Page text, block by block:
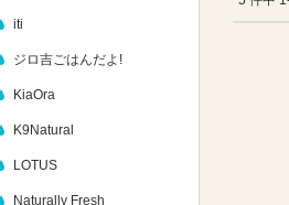
iti
ジロ吉ごはんだよ!
KiaOra
K9Natural
LOTUS
Naturally Fresh